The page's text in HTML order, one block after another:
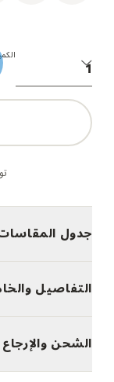
جدول
التفاصيل
الشحن والإرجاع